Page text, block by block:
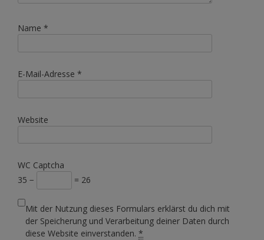
Name *
E-Mail-Adresse *
Website
WC Captcha
35 −
= 26
Mit der Nutzung dieses Formulars erklärst du dich mit
der Speicherung und Verarbeitung deiner Daten durch
diese Website einverstanden. *